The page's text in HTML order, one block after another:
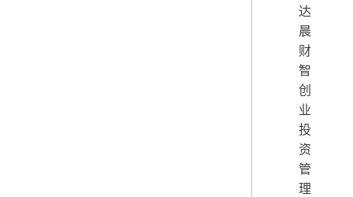
达
晨
财
智
创
业
投
资
管
理